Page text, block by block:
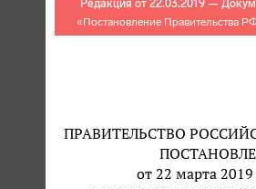
Редакция от 22.03.2019 —
«Постановление Правительства
ПРАВИТЕЛЬСТВО
от 22 марта 2019